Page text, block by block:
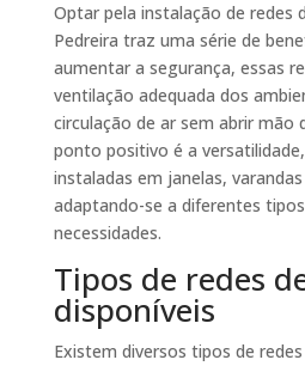
Optar pela instalação de redes
Pedreira traz uma série de
aumentar a segurança, essas
ventilação adequada dos
circulação de ar sem abrir mão
ponto positivo é a
instaladas em janelas,
adaptando-se a diferentes
necessidades.
Tipos de redes
disponíveis
Existem diversos tipos de